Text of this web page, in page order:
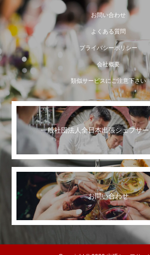
世界に誇る日本のおもてなし
お問い合わせ
よくある質問
プライバシーポリシー
会社概要
類似サービスにご注意下さい
一般社団法人全日本出張シェフサ
お問い合わせ